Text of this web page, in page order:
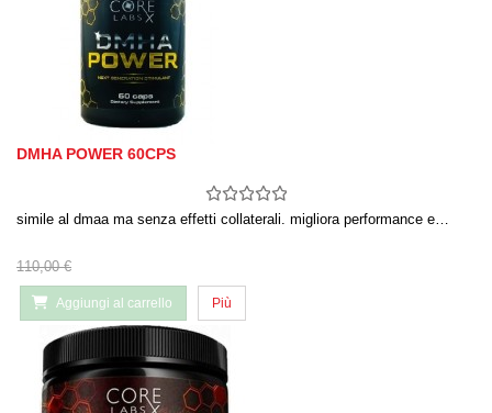
DMHA POWER 60CPS
simile al dmaa ma senza effetti collaterali. migliora performance e…
110,00 €
Aggiungi al carrello Più